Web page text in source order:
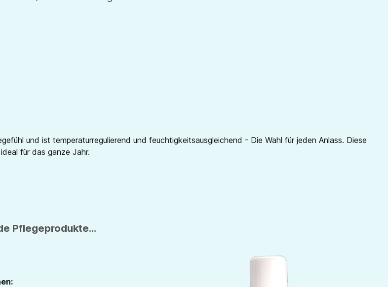
und ist temperaturregulierend und feuchtigkeitsausgleichend - Die Wahl für jeden Anlass. Diese
für das ganze Jahr.
Pflegeprodukte...